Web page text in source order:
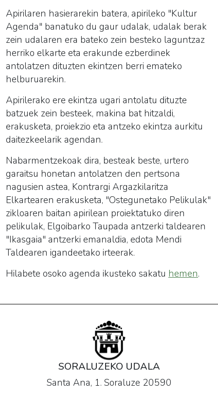
Apirilaren hasierarekin batera, apirileko "Kultur
Agenda" banatuko du gaur udalak, udalak berak
zein udalaren era bateko zein besteko laguntzaz
herriko elkarte eta erakunde ezberdinek
antolatzen dituzten ekintzen berri emateko
helburuarekin.
Apirilerako ere ekintza ugari antolatu dituzte
batzuek zein besteek, makina bat hitzaldi,
erakusketa, proiekzio eta antzeko ekintza aurkitu
daitezkeelarik agendan.
Nabarmentzekoak dira, besteak beste, urtero
garaitsu honetan antolatzen den pertsona
nagusien astea, Kontrargi Argazkilaritza
Elkartearen erakusketa, "Ostegunetako Pelikulak"
zikloaren baitan apirilean proiektatuko diren
pelikulak, Elgoibarko Taupada antzerki taldearen
"Ikasgaia" antzerki emanaldia, edota Mendi
Taldearen igandeetako irteerak.
Hilabete osoko agenda ikusteko sakatu hemen.
SORALUZEKO UDALA
Santa Ana, 1. Soraluze 20590